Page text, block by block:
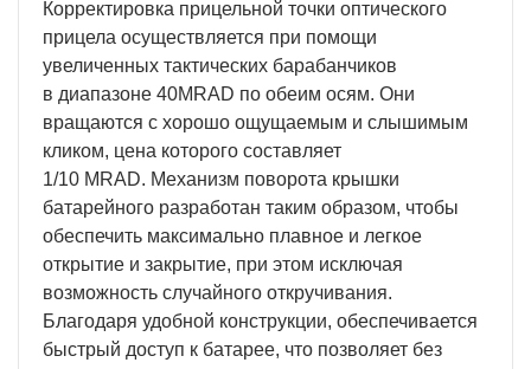
Корректировка прицельной точки оптического
прицела осуществляется при помощи
увеличенных тактических барабанчиков
в диапазоне 40MRAD по обеим осям. Они
вращаются с хорошо ощущаемым и слышимым
кликом, цена которого составляет
1/10 MRAD. Механизм поворота крышки
батарейного разработан таким образом, чтобы
обеспечить максимально плавное и легкое
открытие и закрытие, при этом исключая
возможность случайного откручивания.
Благодаря удобной конструкции, обеспечивается
быстрый доступ к батарее, что позволяет без